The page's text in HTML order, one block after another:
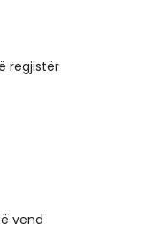
regjistër
vend